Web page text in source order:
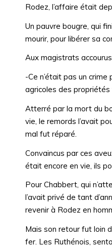
Rodez, l’affaire était
Un pauvre bougre, qui
mourir, pour libérer sa
Aux magistrats
-Ce n’était pas un
agricoles des propriétés
Atterré par la mort du
vie, le remords l’avait
mal fut réparé.
Convaincus par ces
était encore en vie, ils
Pour Chabbert, qui
l’avait privé de tant
revenir à Rodez en
Mais son retour fut loin
fer. Les Ruthénois,